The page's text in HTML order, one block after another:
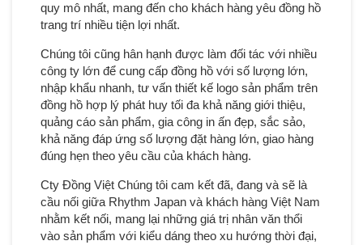
quy mô nhất, mang đến cho khách hàng yêu đồng hồ
trang trí nhiều tiện lợi nhất.
Chúng tôi cũng hân hạnh được làm đối tác với nhiều
công ty lớn để cung cấp đồng hồ với số lượng lớn,
nhập khẩu nhanh, tư vấn thiết kế logo sản phẩm trên
đồng hồ hợp lý phát huy tối đa khả năng giới thiệu,
quảng cáo sản phẩm, gia công in ấn đẹp, sắc sảo,
khả năng đáp ứng số lượng đặt hàng lớn, giao hàng
đúng hẹn theo yêu cầu của khách hàng.
Cty Đồng Việt Chúng tôi cam kết đã, đang và sẽ là
cầu nối giữa Rhythm Japan và khách hàng Việt Nam
nhằm kết nối, mang lại những giá trị nhân văn thổi
vào sản phẩm với kiểu dáng theo xu hướng thời đại,